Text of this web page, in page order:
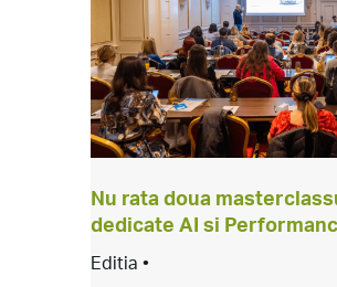
Nu rata doua
dedicate AI si
Editia •